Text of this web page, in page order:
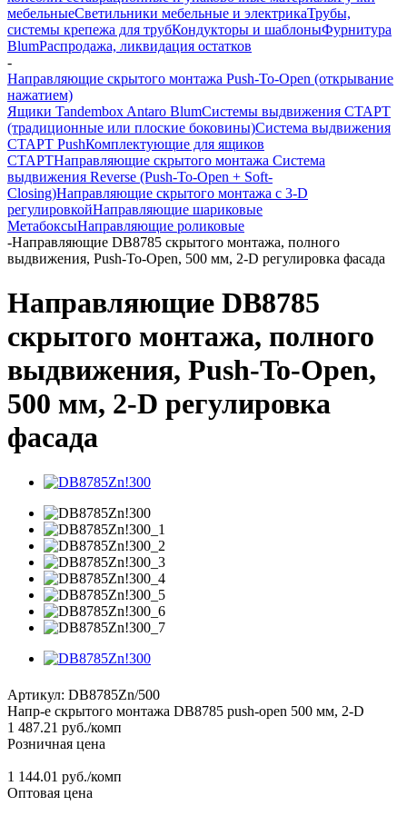
мебельныеСветильники мебельные и электрикаТрубы,
системы крепежа для трубКондукторы и шаблоныФурнитура
BlumРаспродажа, ликвидация остатков
-
Направляющие скрытого монтажа Push-To-Open (открывание
нажатием)
Ящики Tandembox Antaro BlumСистемы выдвижения СТАРТ
(традиционные или плоские боковины)Система выдвижения
СТАРТ PushКомплектующие для ящиков
СТАРТНаправляющие скрытого монтажа Система
выдвижения Reverse (Push-To-Open + Soft-
Closing)Направляющие скрытого монтажа с 3-D
регулировкойНаправляющие шариковые
МетабоксыНаправляющие роликовые
-Направляющие DB8785 скрытого монтажа, полного
выдвижения, Push-To-Open, 500 мм, 2-D регулировка фасада
Направляющие DB8785
скрытого монтажа, полного
выдвижения, Push-To-Open,
500 мм, 2-D регулировка
фасада
Артикул: DB8785Zn/500
Напр-е скрытого монтажа DB8785 push-open 500 мм, 2-D
1 487.21 руб./комп
Розничная цена
1 144.01 руб./комп
Оптовая цена